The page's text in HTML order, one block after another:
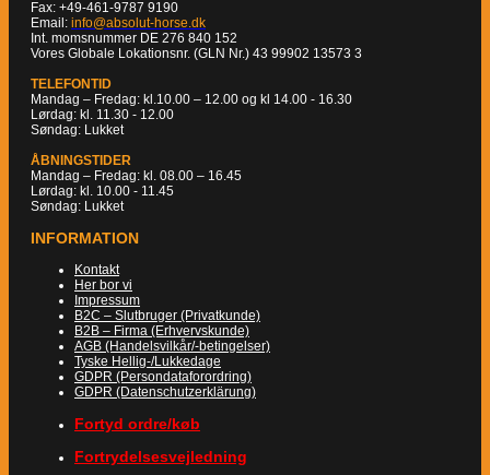
Fax: +49-461-9787 9190
Email: info@absolut-horse.dk
Int. momsnummer DE 276 840 152
Vores Globale Lokationsnr. (GLN Nr.) 43 99902 13573 3
TELEFONTID
Mandag – Fredag: kl.10.00 – 12.00 og kl 14.00 - 16.30
Lørdag: kl. 11.30 - 12.00
Søndag: Lukket
ÅBNINGSTIDER
Mandag – Fredag: kl. 08.00 – 16.45
Lørdag: kl. 10.00 - 11.45
Søndag: Lukket
INFORMATION
Kontakt
Her bor vi
Impressum
B2C – Slutbruger (Privatkunde)
B2B – Firma (Erhvervskunde)
AGB (Handelsvilkår/-betingelser)
Tyske Hellig-/Lukkedage
GDPR (Persondataforordring)
GDPR (Datenschutzerklärung)
Fortyd ordre/køb
Fortrydelsesvejledning